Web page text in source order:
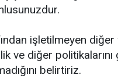
işletilmeyen
ve diğer
belirtiriz.